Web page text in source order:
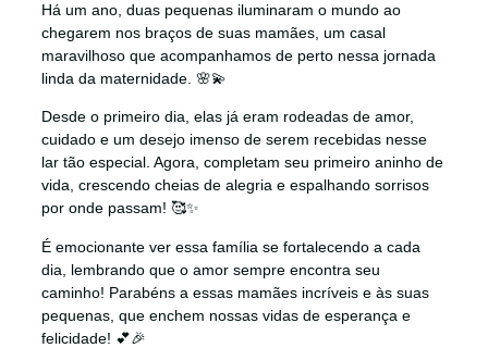
Há um ano, duas pequenas iluminaram o mundo ao
chegarem nos braços de suas mamães, um casal
maravilhoso que acompanhamos de perto nessa jornada
linda da maternidade. 🌸💫
Desde o primeiro dia, elas já eram rodeadas de amor,
cuidado e um desejo imenso de serem recebidas nesse
lar tão especial. Agora, completam seu primeiro aninho de
vida, crescendo cheias de alegria e espalhando sorrisos
por onde passam! 🥰✨
É emocionante ver essa família se fortalecendo a cada
dia, lembrando que o amor sempre encontra seu
caminho! Parabéns a essas mamães incríveis e às suas
pequenas, que enchem nossas vidas de esperança e
felicidade! 💕🎉